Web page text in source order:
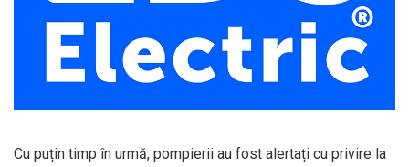
Cu puțin timp în urmă, pompierii au fost alertați cu privire la